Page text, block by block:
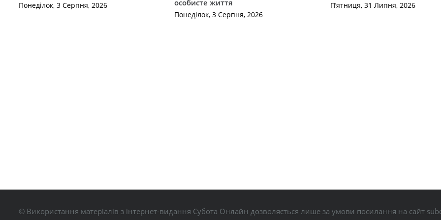
Понеділок, 3 Серпня, 2026
особисте життя
Понеділок, 3 Серпня, 2026
П’ятниця, 31 Липня, 2026
© Використання матеріалів з інтернет-видання Субота Онлайн дозволяється лише за умови посилання на сайт